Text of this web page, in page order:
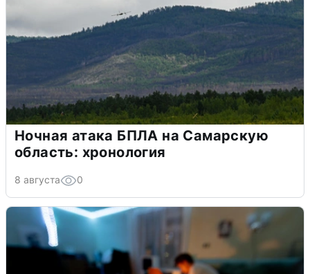
Ночная атака БПЛА на Самарскую
область: хронология
8 августа 0